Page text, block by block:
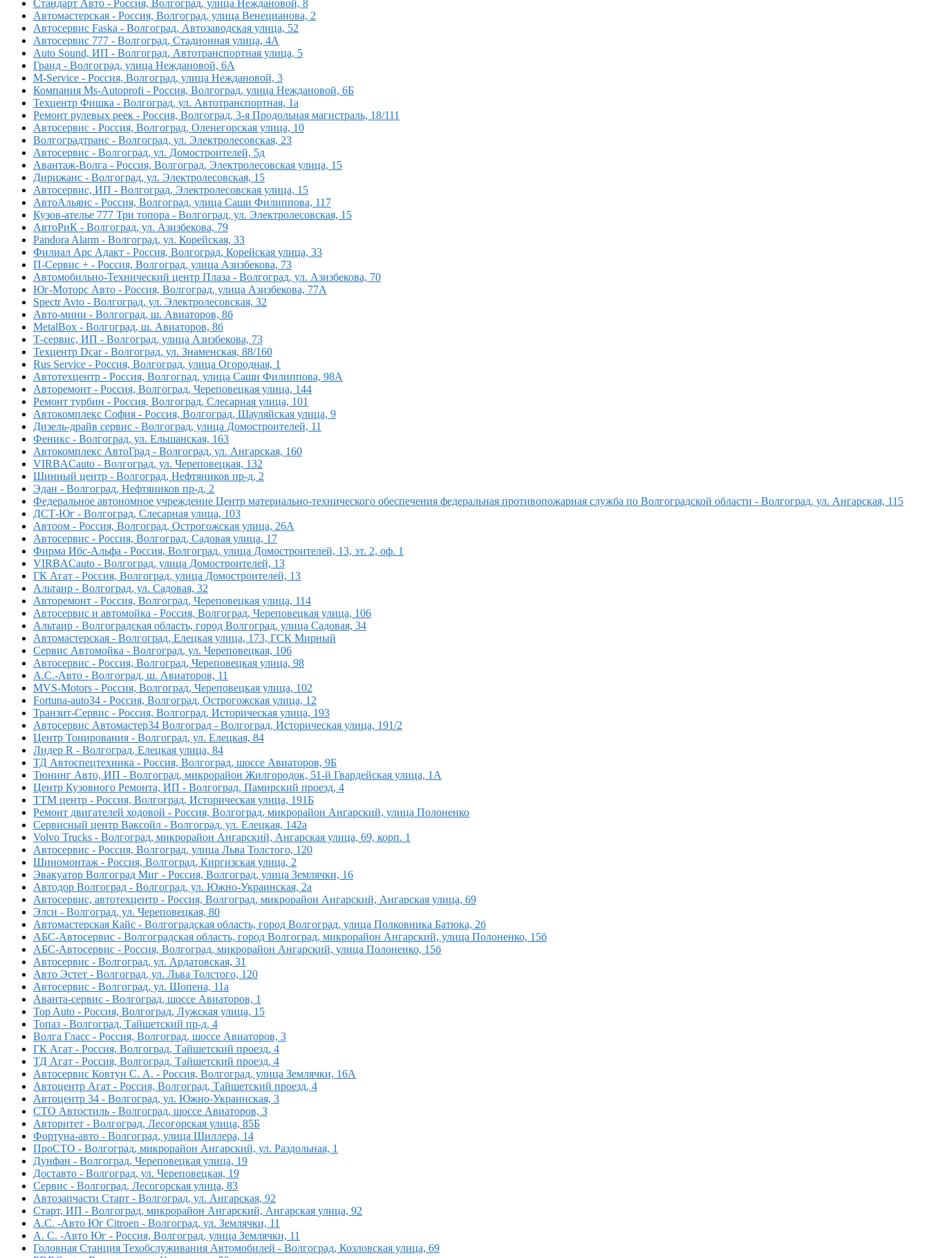
Стандарт Авто - Россия, Волгоград, улица Неждановой, 8
Автомастерская - Россия, Волгоград, улица Венецианова, 2
Автосервис Faska - Волгоград, Автозаводская улица, 52
Автосервис 777 - Волгоград, Стадионная улица, 4А
Auto Sound, ИП - Волгоград, Автотранспортная улица, 5
Гранд - Волгоград, улица Неждановой, 6А
M-Service - Россия, Волгоград, улица Неждановой, 3
Компания Ms-Autoprofi - Россия, Волгоград, улица Неждановой, 6Б
Техцентр Фишка - Волгоград, ул. Автотранспортная, 1а
Ремонт рулевых реек - Россия, Волгоград, 3-я Продольная магистраль, 18/111
Автосервис - Россия, Волгоград, Оленегорская улица, 10
Волгоградтранс - Волгоград, ул. Электролесовская, 23
Автосервис - Волгоград, ул. Домостроителей, 5д
Авантаж-Волга - Россия, Волгоград, Электролесовская улица, 15
Дирижанс - Волгоград, ул. Электролесовская, 15
Автосервис, ИП - Волгоград, Электролесовская улица, 15
АвтоАльянс - Россия, Волгоград, улица Саши Филиппова, 117
Кузов-ателье 777 Три топора - Волгоград, ул. Электролесовская, 15
АвтоРиК - Волгоград, ул. Азизбекова, 79
Pandora Alarm - Волгоград, ул. Корейская, 33
Филиал Арс Адакт - Россия, Волгоград, Корейская улица, 33
П-Сервис + - Россия, Волгоград, улица Азизбекова, 73
Автомобильно-Технический центр Плаза - Волгоград, ул. Азизбекова, 70
Юг-Моторс Авто - Россия, Волгоград, улица Азизбекова, 77А
Spectr Avto - Волгоград, ул. Электролесовская, 32
Авто-мини - Волгоград, ш. Авиаторов, 8б
MetalBox - Волгоград, ш. Авиаторов, 8б
Т-сервис, ИП - Волгоград, улица Азизбекова, 73
Техцентр Dcar - Волгоград, ул. Знаменская, 88/160
Rus Service - Россия, Волгоград, улица Огородная, 1
Автотехцентр - Россия, Волгоград, улица Саши Филиппова, 98А
Авторемонт - Россия, Волгоград, Череповецкая улица, 144
Ремонт турбин - Россия, Волгоград, Слесарная улица, 101
Автокомплекс София - Россия, Волгоград, Шауляйская улица, 9
Дизель-драйв сервис - Волгоград, улица Домостроителей, 11
Феникс - Волгоград, ул. Ельшанская, 163
Автокомплекс АвтоГрад - Волгоград, ул. Ангарская, 160
VIRBACauto - Волгоград, ул. Череповецкая, 132
Шинный центр - Волгоград, Нефтяников пр-д, 2
Эдан - Волгоград, Нефтяников пр-д, 2
Федеральное автономное учреждение Центр материально-технического обеспечения федеральная противопожарная служба по Волгоградской области - Волгоград, ул. Ангарская, 115
ДСТ-Юг - Волгоград, Слесарная улица, 103
Автоом - Россия, Волгоград, Острогожская улица, 26А
Автосервис - Россия, Волгоград, Садовая улица, 17
Фирма Ибс-Альфа - Россия, Волгоград, улица Домостроителей, 13, эт. 2, оф. 1
VIRBACauto - Волгоград, улица Домостроителей, 13
ГК Агат - Россия, Волгоград, улица Домостроителей, 13
Альтаир - Волгоград, ул. Садовая, 32
Авторемонт - Россия, Волгоград, Череповецкая улица, 114
Автосервис и автомойка - Россия, Волгоград, Череповецкая улица, 106
Альтаир - Волгоградская область, город Волгоград, улица Садовая, 34
Автомастерская - Волгоград, Елецкая улица, 173, ГСК Мирный
Сервис Автомойка - Волгоград, ул. Череповецкая, 106
Автосервис - Россия, Волгоград, Череповецкая улица, 98
А.С.-Авто - Волгоград, ш. Авиаторов, 11
MVS-Motors - Россия, Волгоград, Череповецкая улица, 102
Fortuna-auto34 - Россия, Волгоград, Острогожская улица, 12
Транзит-Сервис - Россия, Волгоград, Историческая улица, 193
Автосервис Автомастер34 Волгоград - Волгоград, Историческая улица, 191/2
Центр Тонирования - Волгоград, ул. Елецкая, 84
Лидер R - Волгоград, Елецкая улица, 84
ТД Автоспецтехника - Россия, Волгоград, шоссе Авиаторов, 9Б
Тюнинг Авто, ИП - Волгоград, микрорайон Жилгородок, 51-й Гвардейская улица, 1А
Центр Кузовного Ремонта, ИП - Волгоград, Памирский проезд, 4
ТТМ центр - Россия, Волгоград, Историческая улица, 191Б
Ремонт двигателей ходовой - Россия, Волгоград, микрорайон Ангарский, улица Полоненко
Сервисный центр Ваксойл - Волгоград, ул. Елецкая, 142а
Volvo Trucks - Волгоград, микрорайон Ангарский, Ангарская улица, 69, корп. 1
Автосервис - Россия, Волгоград, улица Льва Толстого, 120
Шиномонтаж - Россия, Волгоград, Киргизская улица, 2
Эвакуатор Волгоград Миг - Россия, Волгоград, улица Землячки, 16
Автодор Волгоград - Волгоград, ул. Южно-Украинская, 2а
Автосервис, автотехцентр - Россия, Волгоград, микрорайон Ангарский, Ангарская улица, 69
Элси - Волгоград, ул. Череповецкая, 80
Автомастерская Кайс - Волгоградская область, город Волгоград, улица Полковника Батюка, 2б
АБС-Автосервис - Волгоградская область, город Волгоград, микрорайон Ангарский, улица Полоненко, 15б
АБС-Автосервис - Россия, Волгоград, микрорайон Ангарский, улица Полоненко, 15б
Автосервис - Волгоград, ул. Ардатовская, 31
Авто Эстет - Волгоград, ул. Льва Толстого, 120
Автосервис - Волгоград, ул. Шопена, 11а
Аванта-сервис - Волгоград, шоссе Авиаторов, 1
Top Auto - Россия, Волгоград, Лужская улица, 15
Топаз - Волгоград, Тайшетский пр-д, 4
Волга Гласс - Россия, Волгоград, шоссе Авиаторов, 3
ГК Агат - Россия, Волгоград, Тайшетский проезд, 4
ТД Агат - Россия, Волгоград, Тайшетский проезд, 4
Автосервис Ковтун С. А. - Россия, Волгоград, улица Землячки, 16А
Автоцентр Агат - Россия, Волгоград, Тайшетский проезд, 4
Автоцентр 34 - Волгоград, ул. Южно-Украинская, 3
СТО Автостиль - Волгоград, шоссе Авиаторов, 3
Авторитет - Волгоград, Лесогорская улица, 85Б
Фортуна-авто - Волгоград, улица Шиллера, 14
ПроСТО - Волгоград, микрорайон Ангарский, ул. Раздольная, 1
Дунфан - Волгоград, Череповецкая улица, 19
Доставто - Волгоград, ул. Череповецкая, 19
Сервис - Волгоград, Лесогорская улица, 83
Автозапчасти Старт - Волгоград, ул. Ангарская, 92
Старт, ИП - Волгоград, микрорайон Ангарский, Ангарская улица, 92
А.С. -Авто Юг Citroen - Волгоград, ул. Землячки, 11
А. С. -Авто Юг - Россия, Волгоград, улица Землячки, 11
Головная Станция Техобслуживания Автомобилей - Волгоград, Козловская улица, 69